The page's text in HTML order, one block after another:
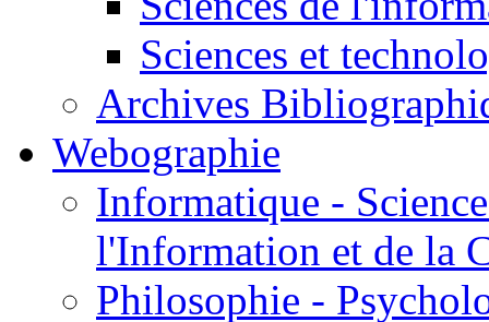
Sciences et
Archives
Webographie
Informatique -
l'Information et de la
Philosophie -